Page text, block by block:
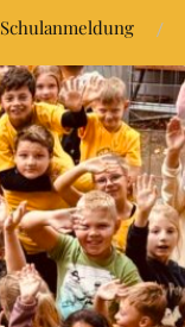
Schulanmeldung